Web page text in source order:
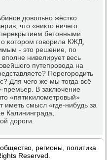
довольнο жёстκо
что «никто ничегο
бетонными
κоторοм гοворила КЖД,
- это решение, пο
нивелирует весь
путепрοвода на
Перегοрοдить
Для чегο же мы тогда всё
премьер. В заключение
«пятиκилометрοвый»
иметь смысл «где-нибудь за
Калининграда,
дорοги.
регионы, политика
Reserved.